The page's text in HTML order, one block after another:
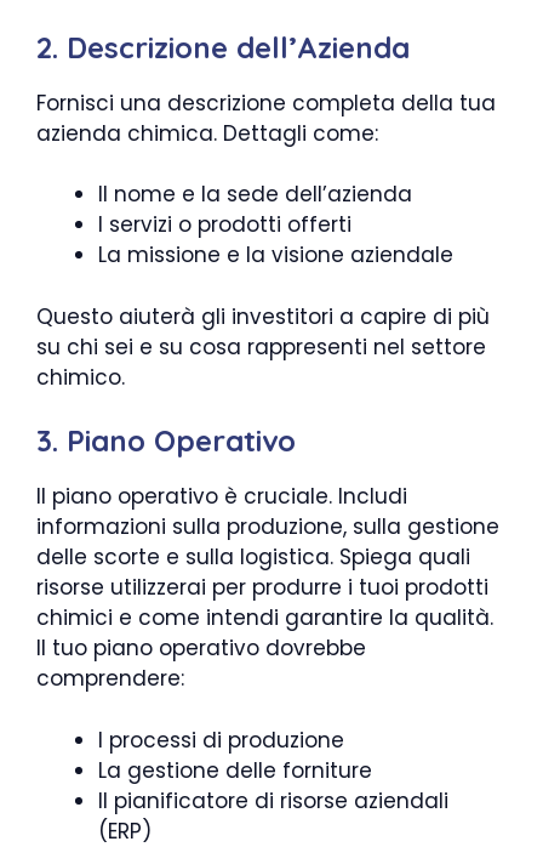
2. Descrizione dell’Azienda
Fornisci una descrizione completa della tua
azienda chimica. Dettagli come:
Il nome e la sede dell’azienda
I servizi o prodotti offerti
La missione e la visione aziendale
Questo aiuterà gli investitori a capire di più
su chi sei e su cosa rappresenti nel settore
chimico.
3. Piano Operativo
Il piano operativo è cruciale. Includi
informazioni sulla produzione, sulla gestione
delle scorte e sulla logistica. Spiega quali
risorse utilizzerai per produrre i tuoi prodotti
chimici e come intendi garantire la qualità.
Il tuo piano operativo dovrebbe
comprendere:
I processi di produzione
La gestione delle forniture
Il pianificatore di risorse aziendali
(ERP)